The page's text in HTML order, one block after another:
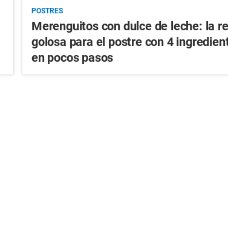
POSTRES
Merenguitos con dulce de leche: la
golosa para el postre con 4
en pocos pasos